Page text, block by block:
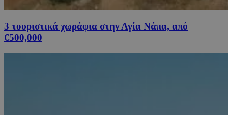
3 τουριστικά χωράφια στην Αγία Νάπα, από
€500,000